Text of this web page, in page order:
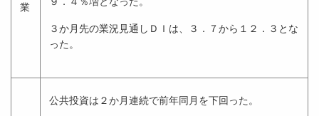
業
３か月先の業況見通しＤＩは、３．７から１２．３とな
った。
公共投資は２か月連続で前年同月を下回った。